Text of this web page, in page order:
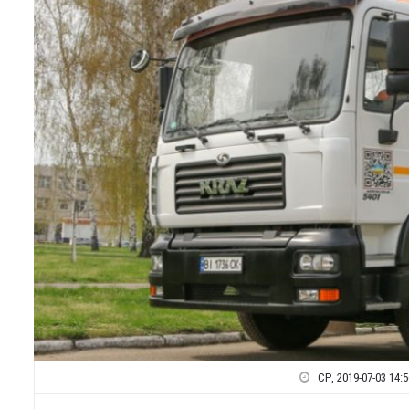
СР, 2019-07-03